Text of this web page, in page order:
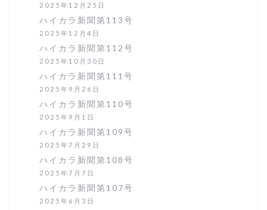
2025年12月25日
ハイカラ新聞第113号
2025年12月4日
ハイカラ新聞第112号
2025年10月30日
ハイカラ新聞第111号
2025年9月26日
ハイカラ新聞第110号
2025年9月1日
ハイカラ新聞第109号
2025年7月29日
ハイカラ新聞第108号
2025年7月7日
ハイカラ新聞第107号
2025年6月3日